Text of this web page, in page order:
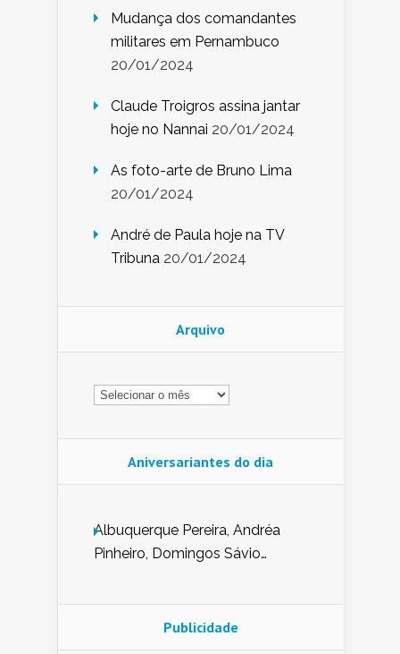
Mudança dos comandantes
militares em Pernambuco
20/01/2024
Claude Troigros assina jantar
hoje no Nannai 20/01/2024
As foto-arte de Bruno Lima
20/01/2024
André de Paula hoje na TV
Tribuna 20/01/2024
Arquivo
Arquivo
Aniversariantes do dia
Albuquerque Pereira, Andréa
Pinheiro, Domingos Sávio
Nunes de Sena, Fátima Peixoto,
Glória Pereira, Kátia Mesel,
Publicidade